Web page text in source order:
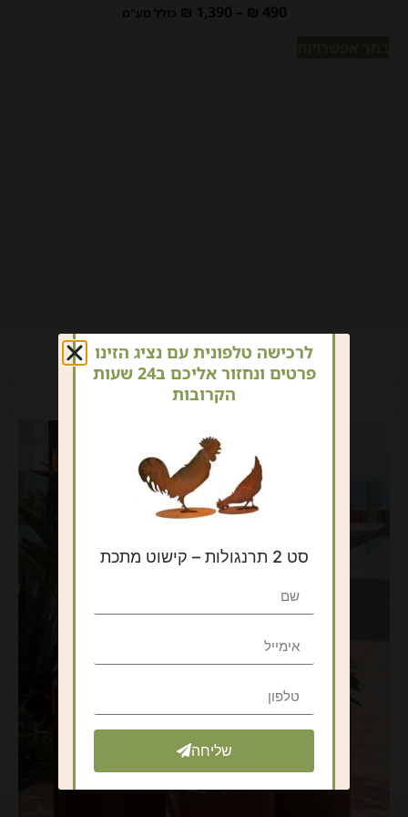
₪ 490
–
₪ 1,390 כולל מע"מ
לרכישה טלפונית עם נציג הזינו
פרטים ונחזור אליכם ב24 שעות
הקרובות
סט 2 תרנגולות – קישוט מתכת
שליחה